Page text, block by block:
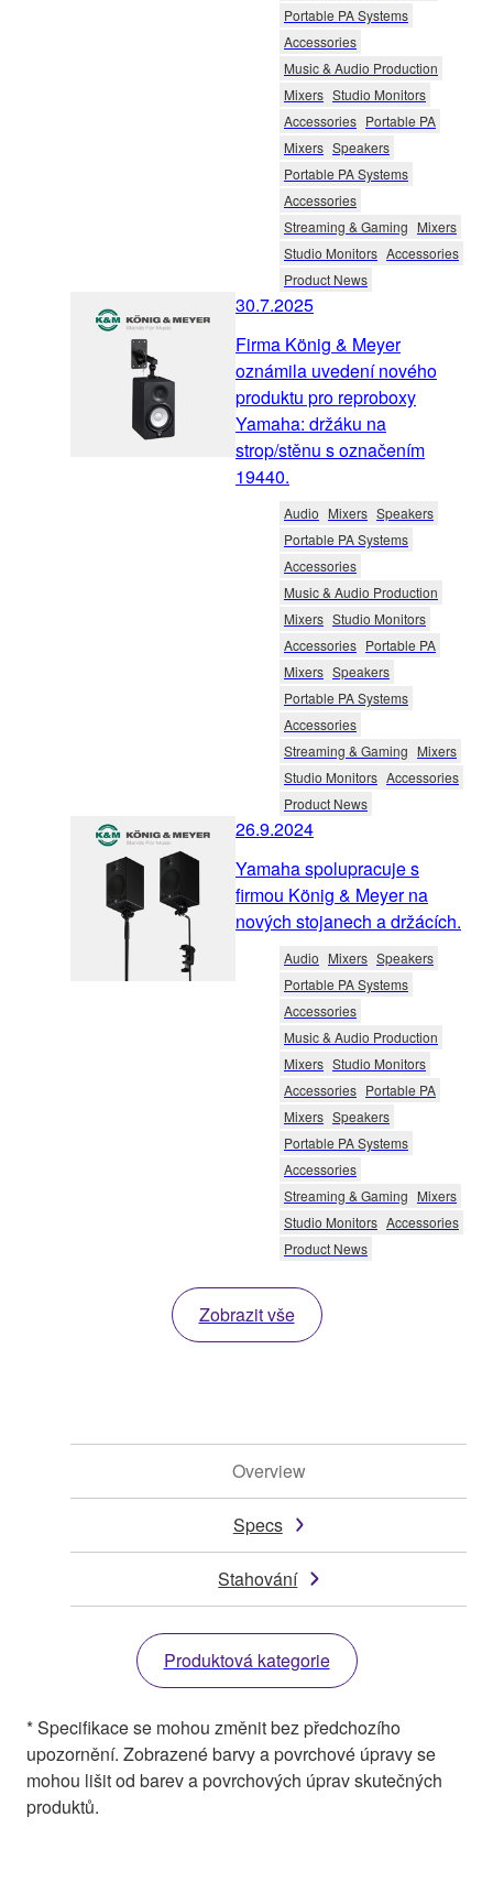
Portable PA Systems
Accessories
Music & Audio Production
Mixers Studio Monitors
Accessories Portable PA
Mixers Speakers
Portable PA Systems
Accessories
Streaming & Gaming Mixers
Studio Monitors Accessories
Product News
30.7.2025
Firma König & Meyer
oznámila uvedení nového
produktu pro reproboxy
Yamaha: držáku na
strop/stěnu s označením
19440.
Audio Mixers Speakers
Portable PA Systems
Accessories
Music & Audio Production
Mixers Studio Monitors
Accessories Portable PA
Mixers Speakers
Portable PA Systems
Accessories
Streaming & Gaming Mixers
Studio Monitors Accessories
Product News
26.9.2024
Yamaha spolupracuje s
firmou König & Meyer na
nových stojanech a držácích.
Audio Mixers Speakers
Portable PA Systems
Accessories
Music & Audio Production
Mixers Studio Monitors
Accessories Portable PA
Mixers Speakers
Portable PA Systems
Accessories
Streaming & Gaming Mixers
Studio Monitors Accessories
Product News
Zobrazit vše
Overview
Specs
Stahování
Produktová kategorie
* Specifikace se mohou změnit bez předchozího
upozornění. Zobrazené barvy a povrchové úpravy se
mohou lišit od barev a povrchových úprav skutečných
produktů.